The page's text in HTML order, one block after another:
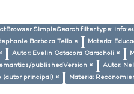
Barboza Tello × Materia:
Autor: Evelin Catacora Caracholi ×
publishedVersion ×
Autor:
(autor principal) ×
Materia: